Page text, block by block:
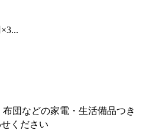
団などの家電・生活備品つき
ください